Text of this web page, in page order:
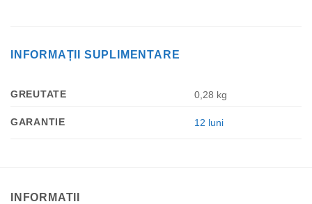
INFORMAȚII SUPLIMENTARE
GREUTATE 0,28 kg
GARANTIE 12 luni
INFORMATII